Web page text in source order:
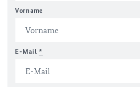
Vorname
E-Mail *